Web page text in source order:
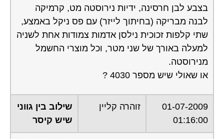
בצבע לבן חרסינה, ידיות נירוסטה מט, קרמיקה
לבנה מבריקה (בחיתוך לייזר) עם פס ניקל באמצע,
שתי קלפות זכוכית נילסן אדמות צמודות אחת לשניה
למעלה באורך של שני מטר, וכל מוצרי החשמל
מנירוסטה.
או שאולי שיש מספר 4030 ?
01-07-2009
01:16:00
זוהרה קליין
שילוב בין גווני
שיש קיסר